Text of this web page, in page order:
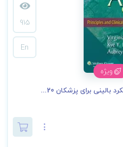
ویژه
915
En
برای پزشکان 20...